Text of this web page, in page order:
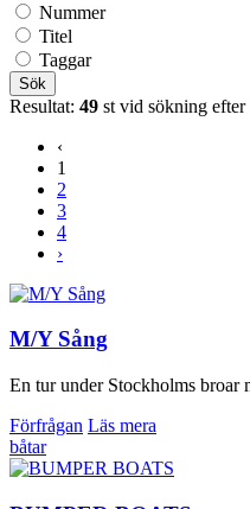
Nummer
Titel
Taggar
Sök
Resultat: 49 st vid sökning efter
‹
1
2
3
4
›
M/Y Sång
En tur under Stockholms broar
Förfrågan Läs mera
båtar